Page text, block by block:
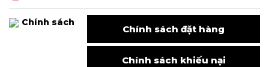
Chính sách
Chính sách đặt hàng
Chính sách khiếu nại